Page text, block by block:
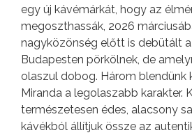
egy új kávémárkát, hogy az
megoszthassák, 2026
nagyközönség előtt is debütált
Budapesten pörkölnek, de
olaszul dobog. Három blendünk
Miranda a legolaszabb karakter.
természetesen édes, alacsony
kávékból állítjuk össze az